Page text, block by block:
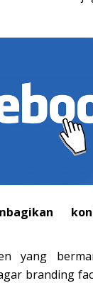
yang
branding